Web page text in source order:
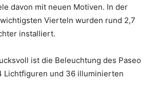
davon mit neuen Motiven. In der
Vierteln wurden rund 2,7
installiert.
ist die Beleuchtung des Paseo
Lichtfiguren und 36 illuminierten